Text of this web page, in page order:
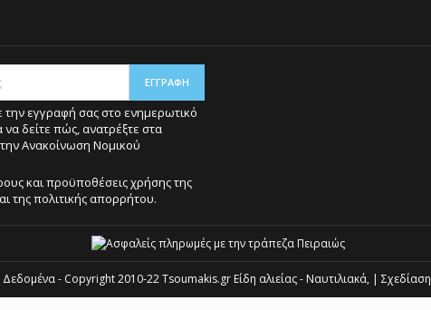
εγγραφή σας στο ενημερωτικό
να δείτε πώς, ανατρέξτε στα
Ανακοίνωση Νομικού
και προϋποθέσεις χρήσης της
της πολιτικής απορρήτου.
- Copyright 2010-22 Tsoumakis.gr Είδη αλιείας - Ναυτιλιακά, | Σχεδίαση